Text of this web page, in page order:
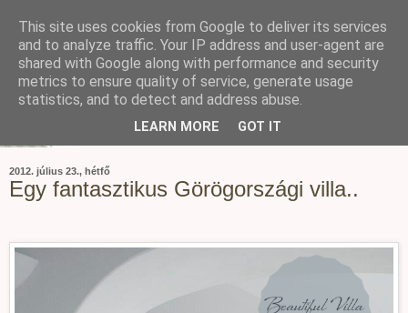
2012. július 23., hétfő
Egy fantasztikus Görögországi villa..
This site uses cookies from Google to deliver its services
and to analyze traffic. Your IP address and user-agent are
shared with Google along with performance and security
metrics to ensure quality of service, generate usage
statistics, and to detect and address abuse.
LEARN MORE GOT IT